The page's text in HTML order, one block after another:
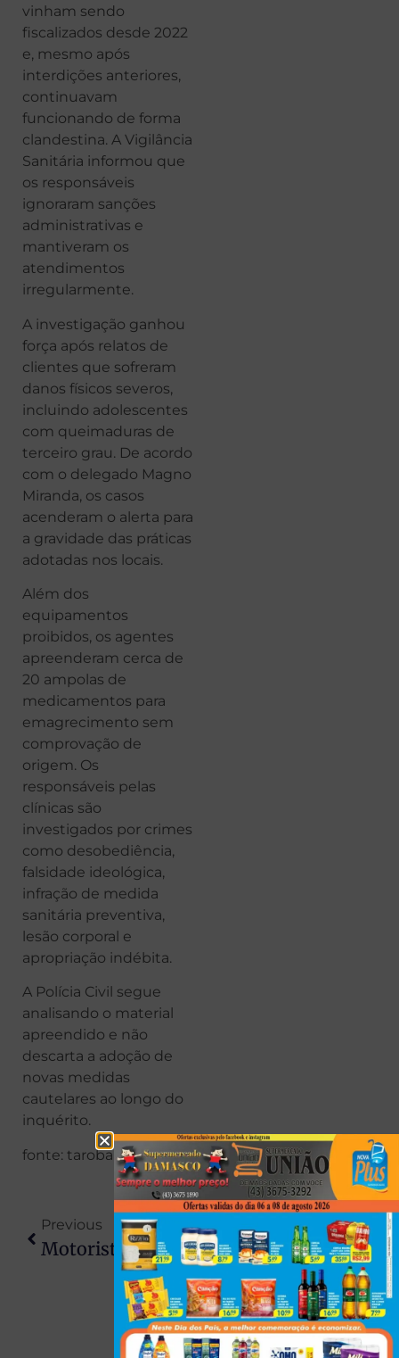
vinham sendo
fiscalizados desde 2022
e, mesmo após
interdições anteriores,
continuavam
funcionando de forma
clandestina. A Vigilância
Sanitária informou que
os responsáveis
ignoraram sanções
administrativas e
mantiveram os
atendimentos
irregularmente.
A investigação ganhou
força após relatos de
clientes que sofreram
danos físicos severos,
incluindo adolescentes
com queimaduras de
terceiro grau. De acordo
com o delegado Magno
Miranda, os casos
acenderam o alerta para
a gravidade das práticas
adotadas nos locais.
Além dos
equipamentos
proibidos, os agentes
apreenderam cerca de
20 ampolas de
medicamentos para
emagrecimento sem
comprovação de
origem. Os
responsáveis pelas
clínicas são
investigados por crimes
como desobediência,
falsidade ideológica,
infração de medida
sanitária preventiva,
lesão corporal e
apropriação indébita.
A Polícia Civil segue
analisando o material
apreendido e não
descarta a adoção de
novas medidas
cautelares ao longo do
inquérito.
fonte: taroba
Previous
Motorista Avança Preferencial, Causa Acidente Fatal E Mata Dono Da Banda Fonte Luminosa Em Maringá
Next
Operação Prende Quatro Por Golpe Com Drone Agrícola De R$ 200 Mil Em Maringá